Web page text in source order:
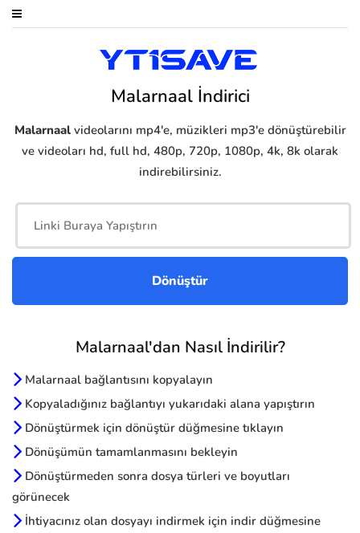
Malarnaal İndirici
Malarnaalvideolarını mp4'e, müzikleri mp3'e dönüştürebilir
ve videoları hd, full hd, 480p, 720p, 1080p, 4k, 8k olarak
indirebilirsiniz.
Malarnaal'dan Nasıl İndirilir?
Malarnaal bağlantısını kopyalayın
Kopyaladığınız bağlantıyı yukarıdaki alana yapıştırın
Dönüştürmek için dönüştür düğmesine tıklayın
Dönüşümün tamamlanmasını bekleyin
Dönüştürmeden sonra dosya türleri ve boyutları
görünecek
İhtiyacınız olan dosyayı indirmek için indir düğmesine